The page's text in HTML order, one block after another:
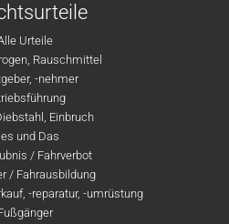
Urteile
Rauschmittel
-nehmer
Einbruch
und Das
/ Fahrverbot
/ Fahrausbildung
-reparatur, -umrüstung